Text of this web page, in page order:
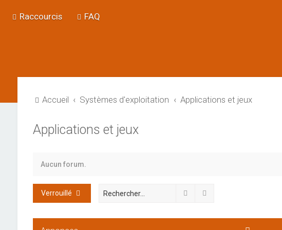
Raccourcis FAQ
Accueil Systèmes d'exploitation Applications et jeux
Applications et jeux
Aucun forum.
Verrouillé Rechercher